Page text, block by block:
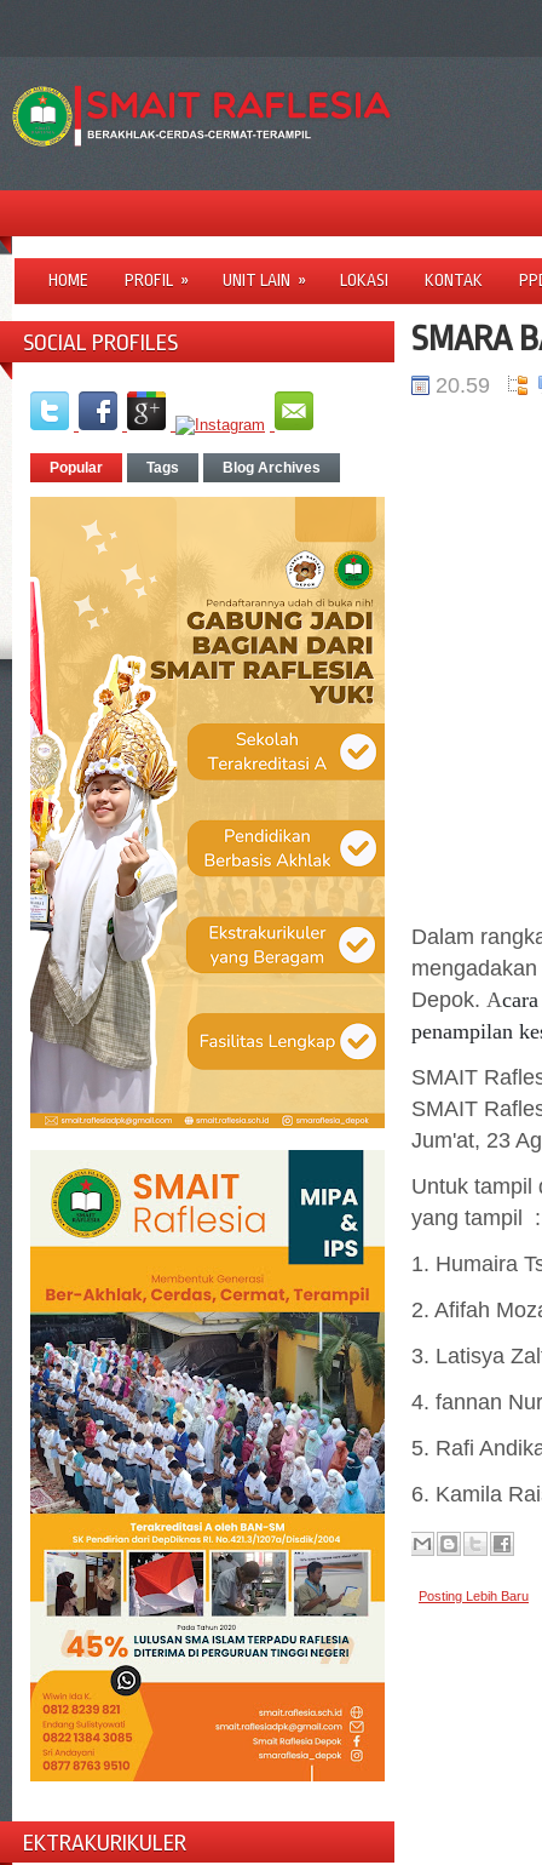
HOME PROFIL » UNIT LAIN » LOKASI KONTAK
SOCIAL PROFILES
Popular Tags Blog Archives
EKTRAKURIKULER
SMARA
20.59
Dalam
Depok. A
penampilan
SMAIT
SMAIT
Jum'at, 23
Untuk tampil
yang tampil
1. Humaira
2. Afifah
3. Latisya
4. fannan
5. Rafi
6. Kamila
Posting Lebih Baru